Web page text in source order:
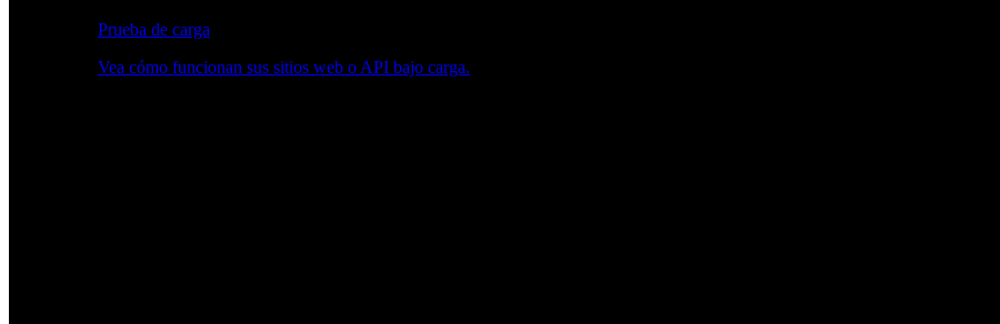
Prueba de carga
Vea cómo funcionan sus sitios web o API bajo carga.